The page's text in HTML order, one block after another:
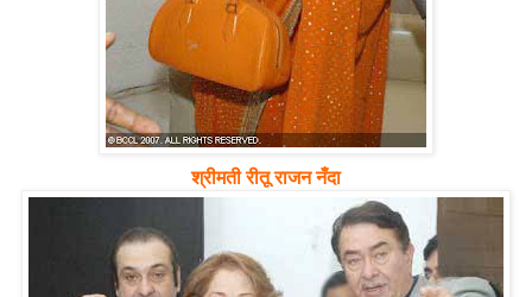
श्रीमती रीतू राजन नँदा